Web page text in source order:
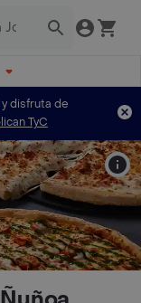
y disfruta de
TyC